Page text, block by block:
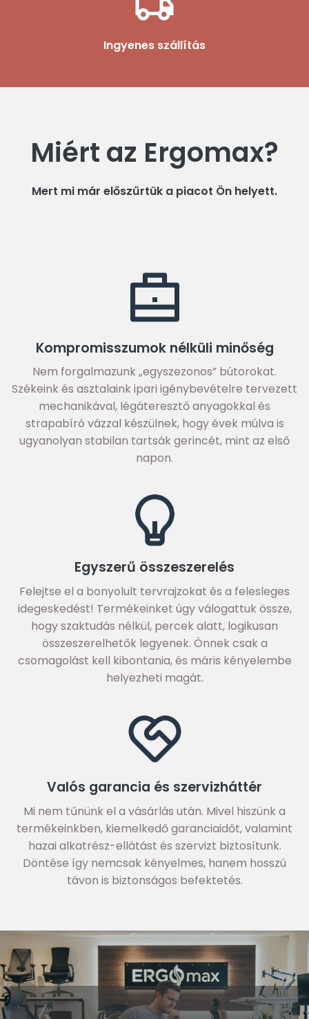
Ingyenes szállítás
Miért az Ergomax?
Mert mi már előszűrtük a piacot Ön helyett.
Kompromisszumok nélküli minőség
Nem forgalmazunk „egyszezonos” bútorokat.
Székeink és asztalaink ipari igénybevételre tervezett
mechanikával, légáteresztő anyagokkal és
strapabíró vázzal készülnek, hogy évek múlva is
ugyanolyan stabilan tartsák gerincét, mint az első
napon.
Egyszerű összeszerelés
Felejtse el a bonyolult tervrajzokat és a felesleges
idegeskedést! Termékeinket úgy válogattuk össze,
hogy szaktudás nélkül, percek alatt, logikusan
összeszerelhetők legyenek. Önnek csak a
csomagolást kell kibontania, és máris kényelembe
helyezheti magát.
Valós garancia és szervizháttér
Mi nem tűnünk el a vásárlás után. Mivel hiszünk a
termékeinkben, kiemelkedő garanciaidőt, valamint
hazai alkatrész-ellátást és szervizt biztosítunk.
Döntése így nemcsak kényelmes, hanem hosszú
távon is biztonságos befektetés.